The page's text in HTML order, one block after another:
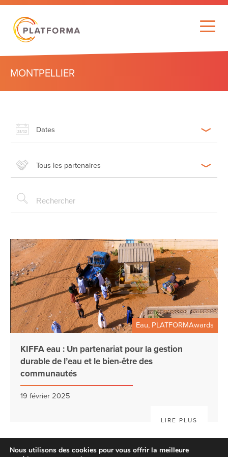
MONTPELLIER
Dates
Tous les partenaires
Eau, PLATFORMAwards
KIFFA eau : Un partenariat pour la gestion
durable de l’eau et le bien-être des
communautés
19 février 2025
LIRE PLUS
Nous utilisons des cookies pour vous offrir la meilleure